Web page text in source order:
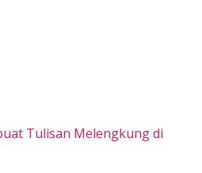
Tulisan Melengkung di